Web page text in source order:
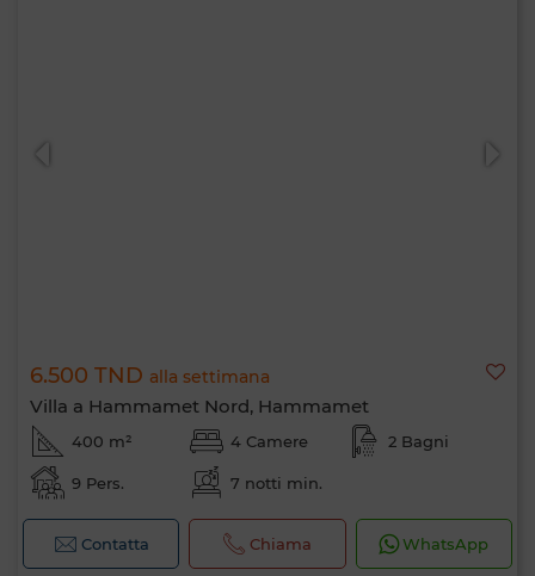
6.500 TND alla settimana
Villa a Hammamet Nord, Hammamet
400 m² 4 Camere 2 Bagni
9 Pers. 7 notti min.
Contatta Chiama WhatsApp